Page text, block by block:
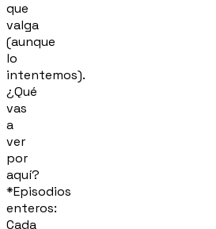
que
valga
(aunque
lo
intentemos).
¿Qué
vas
a
ver
por
aquí?
*Episodios
enteros:
Cada